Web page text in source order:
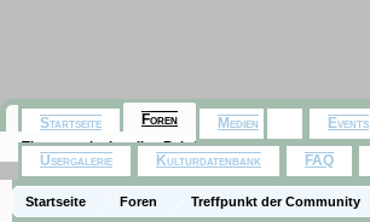
Startseite Foren
Treffpunkt der Community
Startseite Foren
Themen mit aktuellen Beiträgen
Medien Events
Usergalerie Kulturdatenbank FAQ